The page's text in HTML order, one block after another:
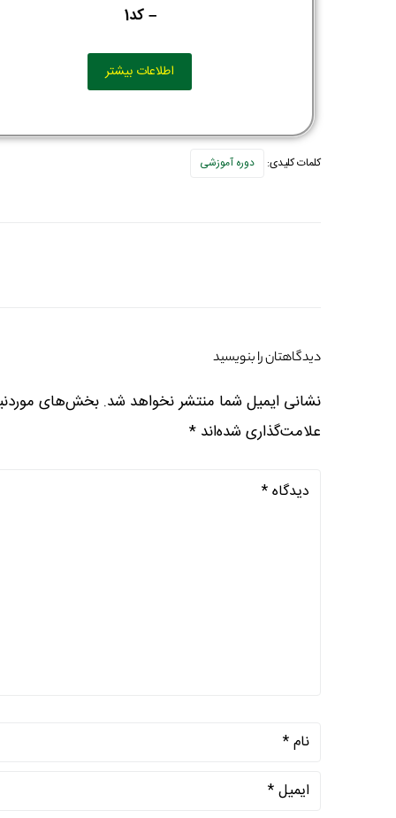
– کد1
اطلاعات بیشتر
کلمات کلیدی: دوره آموزشی
دیدگاهتان را بنویسید
نشانی ایمیل شما منتشر نخواهد شد. بخش‌های
علامت‌گذاری شده‌اند *